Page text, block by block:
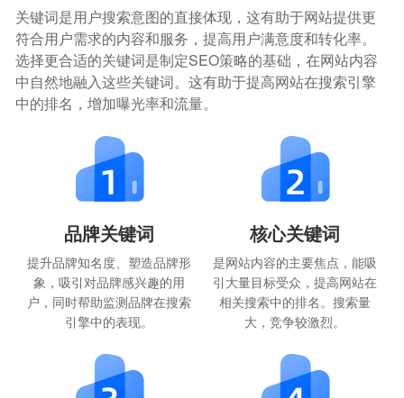
关键词是用户搜索意图的直接体现，这有助于网站提供更
符合用户需求的内容和服务，提高用户满意度和转化率。
选择更合适的关键词是制定SEO策略的基础，在网站内容
中自然地融入这些关键词。这有助于提高网站在搜索引擎
中的排名，增加曝光率和流量。
品牌关键词
提升品牌知名度、塑造品牌形
象，吸引对品牌感兴趣的用
户，同时帮助监测品牌在搜索
引擎中的表现。
核心关键词
是网站内容的主要焦点，能吸
引大量目标受众，提高网站在
相关搜索中的排名。搜索量
大，竞争较激烈。